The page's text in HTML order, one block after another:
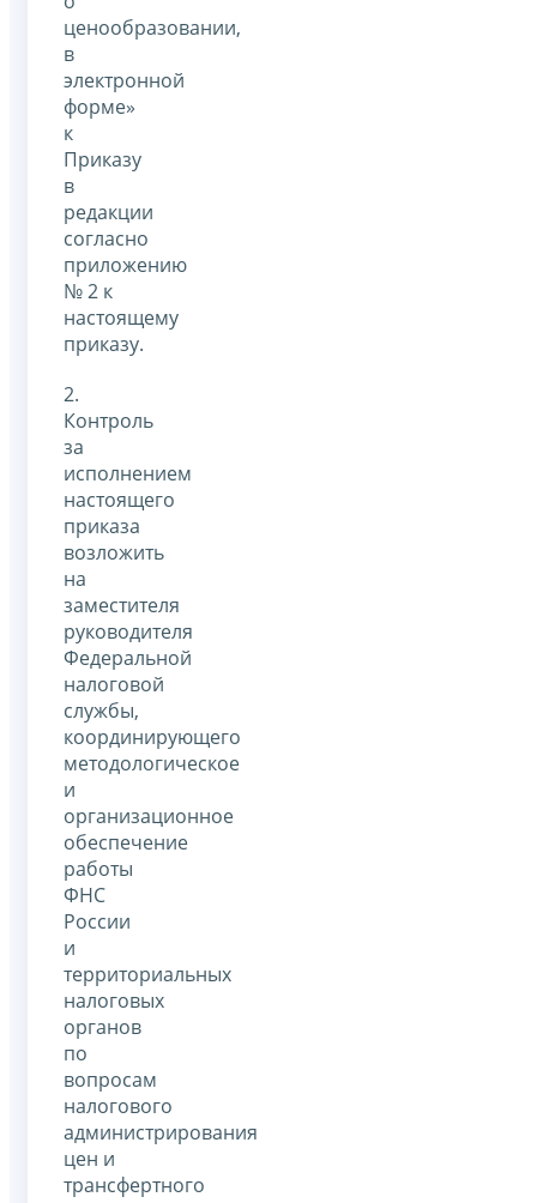
ценообразовании,
в
электронной
форме»
к
Приказу
в
редакции
согласно
приложению
№ 2 к
настоящему
приказу.
2.
Контроль
за
исполнением
настоящего
приказа
возложить
на
заместителя
руководителя
Федеральной
налоговой
службы,
координирующего
методологическое
и
организационное
обеспечение
работы
ФНС
России
и
территориальных
налоговых
органов
по
вопросам
налогового
администрирования
цен и
трансфертного